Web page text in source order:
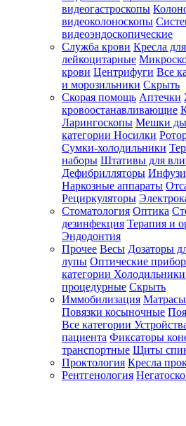
видеогастроскопы
видеоколоноскопы
видеоэндоскопические
Служба крови Кресла
лейкоцитарные
крови Центрифуги Все
и морозильники Скрыть
Скорая помощь Аптечки
кровоостанавливающие
Ларингоскопы Мешки
категории Носилки
Сумки-холодильники
наборы Штативы для
Дефибрилляторы
Наркозные аппараты
Рециркуляторы
Стоматология Оптика
дезинфекция Терапия и
Эндодонтия
Прочее Весы Дозаторы
лупы Оптические
категории
процедурные Скрыть
Иммобилизация
Повязки косыночные
Все категории
пациента Фиксаторы
транспортные Щиты
Проктология Кресла
Рентгенология